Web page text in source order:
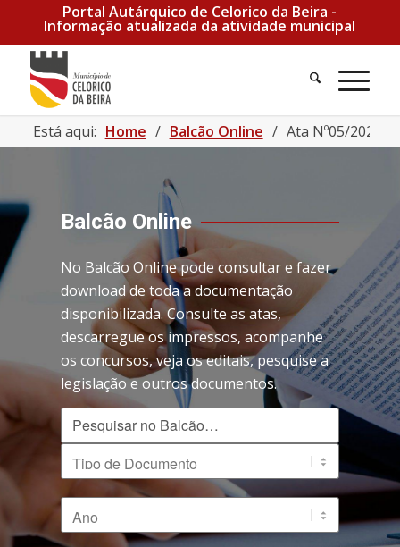
Portal Autárquico de Celorico da Beira -
Informação atualizada da atividade municipal
Está aqui: Home / Balcão Online / Ata Nº05/2025 |
Balcão Online
No Balcão Online pode consultar e fazer
download de toda a documentação
disponibilizada. Consulte as atas,
descarregue os impressos, acompanhe
os concursos, veja os editais, pesquise a
legislação e outros documentos.
Pesquisar no Balcão
Ano